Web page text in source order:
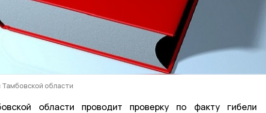
области
области проводит проверку по факту гибели